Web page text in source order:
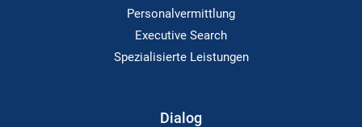
Personalvermittlung
Executive Search
Spezialisierte Leistungen
Dialog